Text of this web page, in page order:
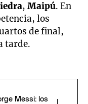
,Maipú. En
los
de final,
tarde.
Messi: los